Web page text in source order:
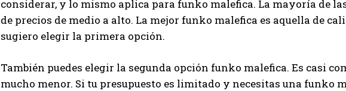
considerar, y lo mismo aplica para funko malefica. La mayoría de
de precios de medio a alto. La mejor funko malefica es aquella de
sugiero elegir la primera opción.
También puedes elegir la segunda opción funko malefica. Es casi
mucho menor. Si tu presupuesto es limitado y necesitas una funko